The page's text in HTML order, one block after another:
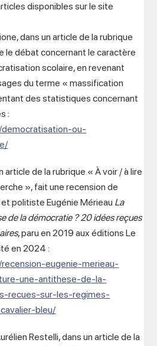
disponibles sur le site
dans un article de la rubrique
le débat concernant le caractère
scolaire, en revenant
du terme « massification
des statistiques concernant
:
ou-
article de la rubrique « À voir / à lire
», fait une recension de
et politiste Eugénie Mérieau La
de la démocratie ?20 idées reçues
, paru en 2019 aux éditions Le
en 2024 :
eugenie-merieau-
une-antithese-de-la-
recues-sur-les-regimes-
bleu/
Restelli, dans un article de la